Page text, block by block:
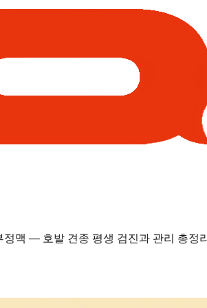
정맥 — 호발 견종 평생 검진과 관리 총정